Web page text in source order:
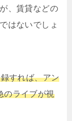
、賃貸などの
はないでしょ
すれば、アン
のライブが視